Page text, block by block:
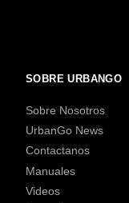
SOBRE URBANGO
Sobre Nosotros
UrbanGo News
Contactanos
Manuales
Videos